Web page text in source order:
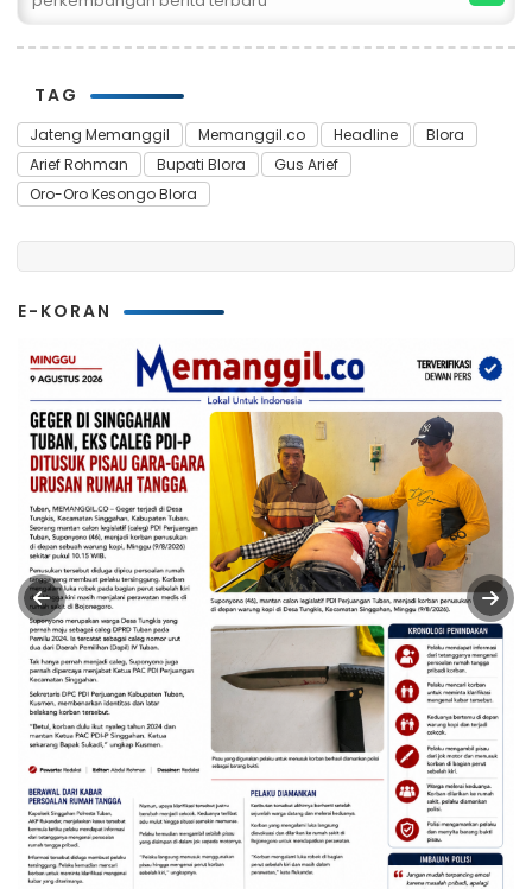
TAG
Jateng Memanggil Memanggil.co Headline
Blora
Arief Rohman
Bupati Blora
Gus Arief
Oro-Oro Kesongo Blora
E-KORAN